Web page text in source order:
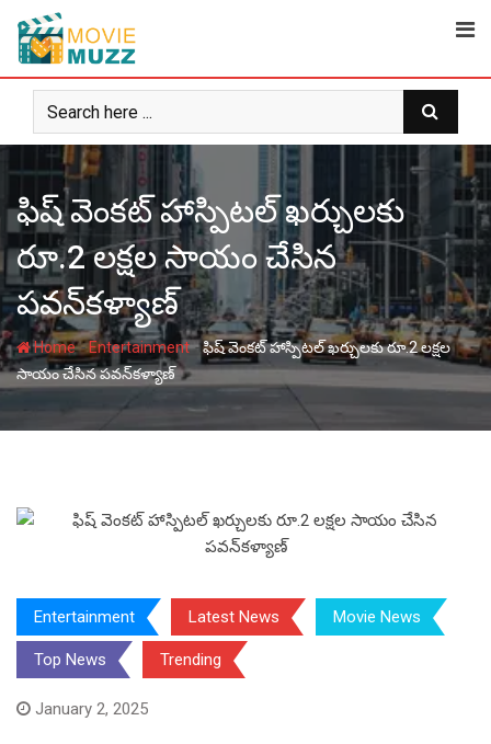
content
ఫిష్ వెంకట్ హాస్పిటల్ ఖర్చులకు
రూ.2 లక్షల సాయం చేసిన
పవన్‌కళ్యాణ్
Home-Entertainment-ఫిష్ వెంకట్ హాస్పిటల్ ఖర్చులకు రూ.2 లక్షల
సాయం చేసిన పవన్‌కళ్యాణ్
Entertainment Latest News Movie News
Top News Trending
January 2, 2025